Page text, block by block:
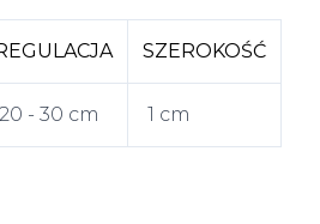
SZEROKOŚĆ
20 - 30 cm 1 cm